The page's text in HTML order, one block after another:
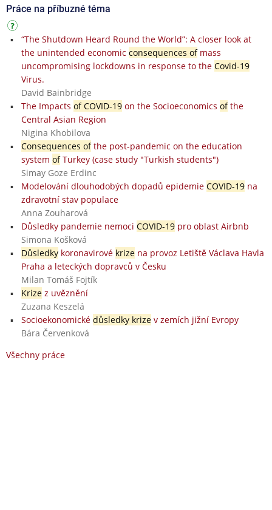
Práce na příbuzné téma
“The Shutdown Heard Round the World”: A closer look at
the unintended economic consequences ofmass
uncompromising lockdowns in response to the Covid-19
Virus.
David Bainbridge
The Impacts of COVID-19on the Socioeconomics ofthe
Central Asian Region
Nigina Khobilova
Consequences ofthe post-pandemic on the education
system ofTurkey (case study "Turkish students")
Simay Goze Erdinc
Modelování dlouhodobých dopadů epidemie COVID-19na
zdravotní stav populace
Anna Zouharová
Důsledky pandemie nemoci COVID-19pro oblast Airbnb
Simona Košková
Důsledkykoronavirové krizena provoz Letiště Václava Havla
Praha a leteckých dopravců v Česku
Milan Tomáš Fojtík
Krizez uvěznění
Zuzana Keszelá
Socioekonomické důsledky krizev zemích jižní Evropy
Bára Červenková
Všechny práce